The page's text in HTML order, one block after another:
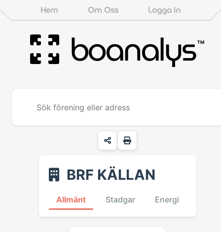
Hem Om Oss Logga in
boanalys™
BRF KÄLLAN
Allmänt Stadgar Energi